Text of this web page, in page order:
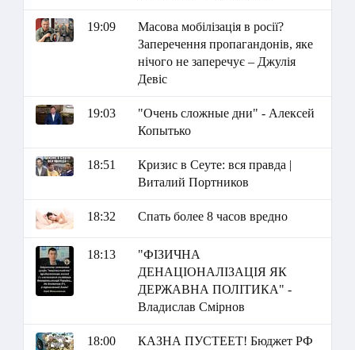
19:09
Масова мобілізація в росії?
Заперечення пропагандонів, яке
нічого не заперечує – Джулія
Девіс
19:03
"Очень сложные дни" - Алексей
Копытько
18:51
Кризис в Сеуте: вся правда |
Виталий Портников
18:32 Спать более 8 часов вредно
18:13
"ФІЗИЧНА
ДЕНАЦІОНАЛІЗАЦІЯ ЯК
ДЕРЖАВНА ПОЛІТИКА" -
Владислав Смірнов
18:00
КАЗНА ПУСТЕЕТ! Бюджет РФ